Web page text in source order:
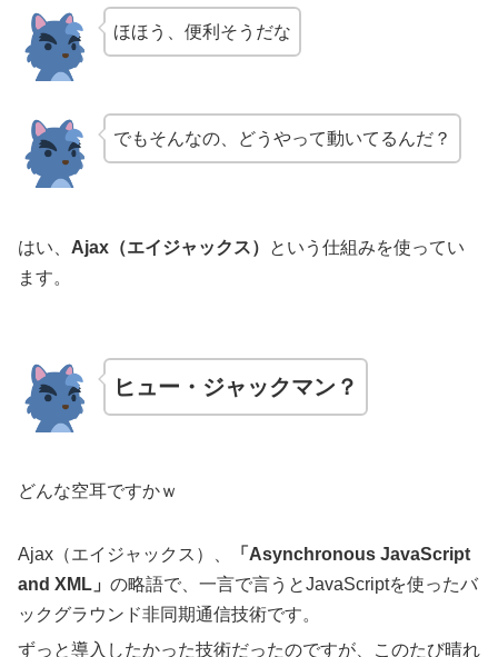
ほほう、便利そうだな
でもそんなの、どうやって動いてるんだ？
はい、 Ajax（エイジャックス）
という仕組みを使ってい
ます。
ヒュー・ジャックマン？
どんな空耳ですかｗ
Ajax（エイジャックス）、
「Asynchronous JavaScript
and XML」 の略語で、一言で言うとJavaScriptを使ったバ
ックグラウンド非同期通信技術です。
ずっと導入したかった技術だったのですが、このたび晴れ